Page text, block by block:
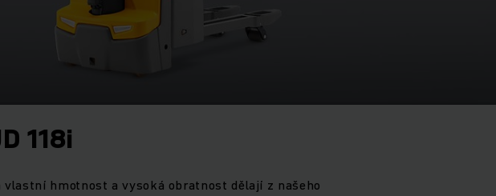
118i
vlastní hmotnost a vysoká obratnost dělají z našeho